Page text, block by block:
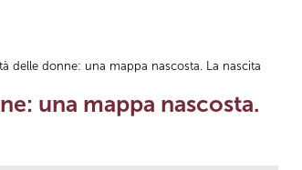
delle donne: una mappa nascosta. La nascita
una mappa nascosta.